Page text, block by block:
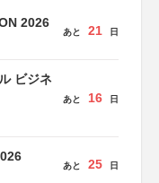
2026
あと 21 日
ビジネ
あと 16 日
あと 25 日